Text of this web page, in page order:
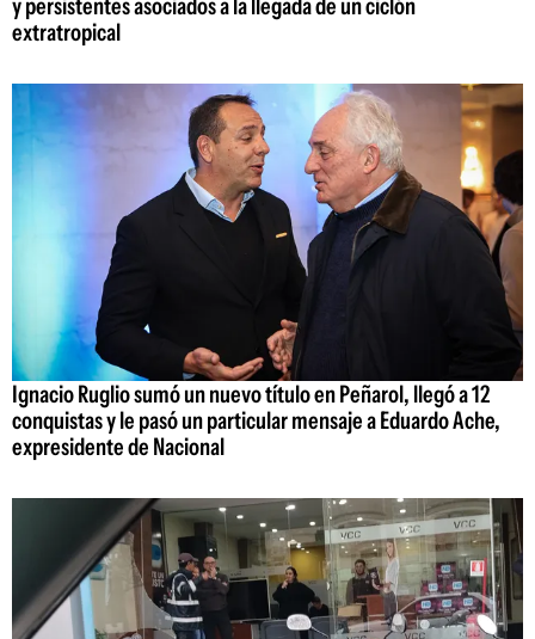
y persistentes asociados a la llegada de un ciclón
extratropical
Ignacio Ruglio sumó un nuevo título en Peñarol, llegó a 12
conquistas y le pasó un particular mensaje a Eduardo Ache,
expresidente de Nacional